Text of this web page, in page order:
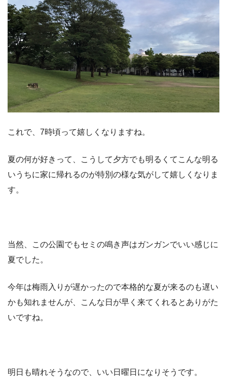
これで、7時頃って嬉しくなりますね。
夏の何が好きって、こうして夕方でも明るくてこんな明る
いうちに家に帰れるのが特別の様な気がして嬉しくなりま
す。
当然、この公園でもセミの鳴き声はガンガンでいい感じに
夏でした。
今年は梅雨入りが遅かったので本格的な夏が来るのも遅い
かも知れませんが、こんな日が早く来てくれるとありがた
いですね。
明日も晴れそうなので、いい日曜日になりそうです。